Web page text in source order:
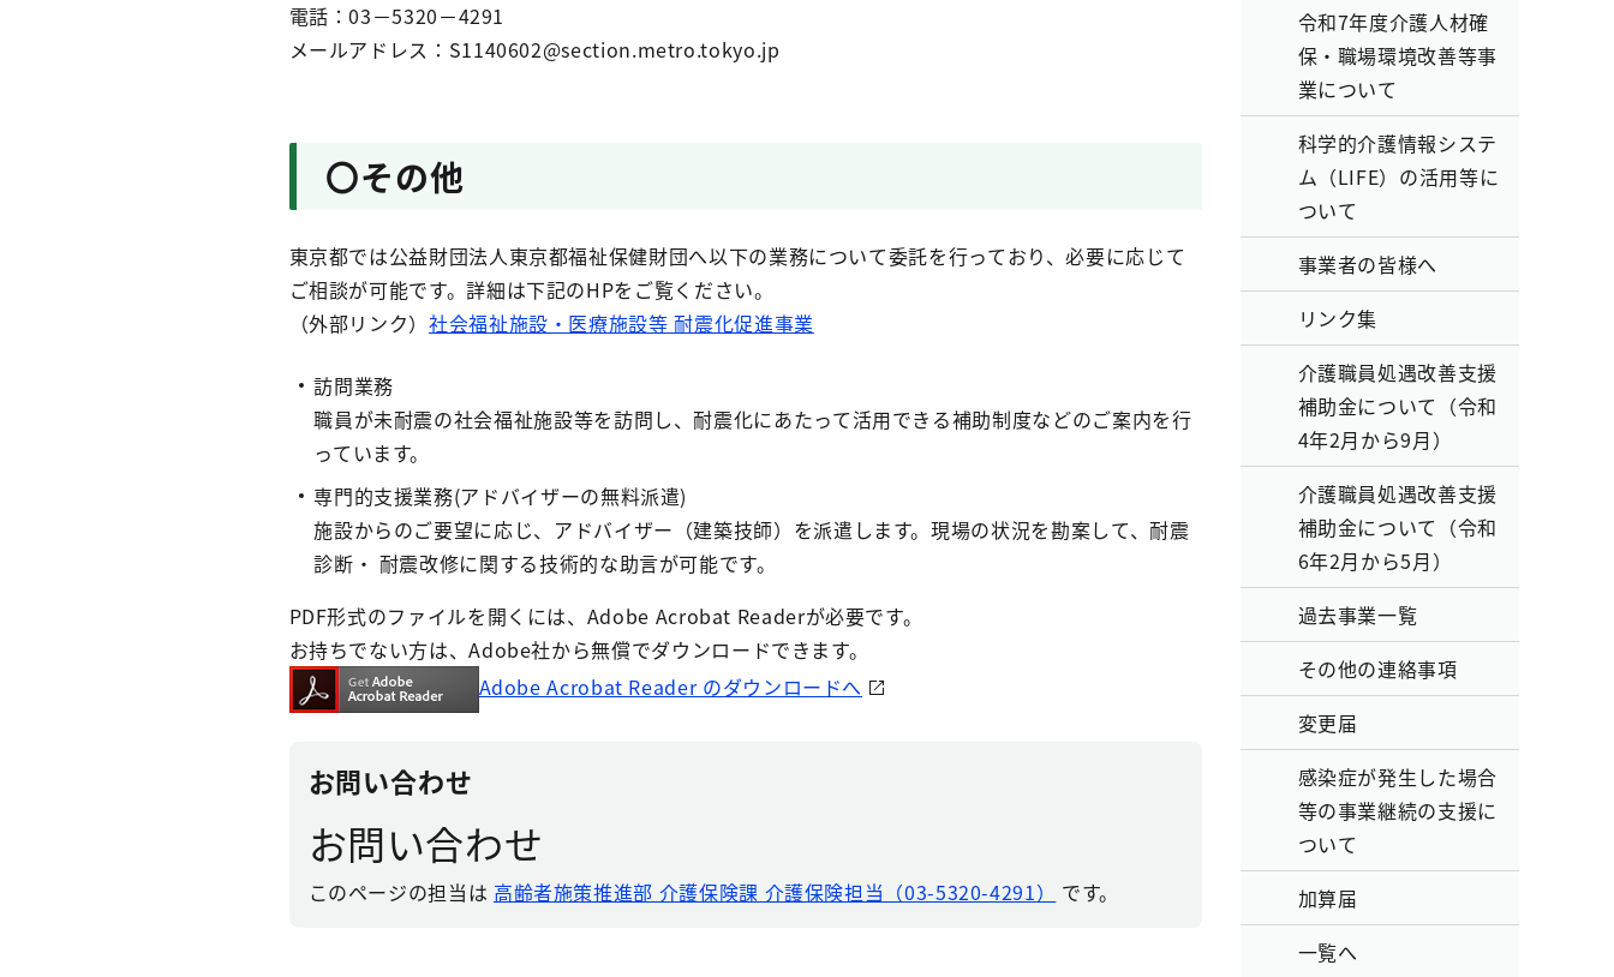
電話：03－5320－4291
メールアドレス：S1140602@section.metro.tokyo.jp
〇その他
東京都では公益財団法人東京都福祉保健財団へ以下の業務について委託を行っており、必要に応じて
ご相談が可能です。詳細は下記のHPをご覧ください。
（外部リンク） 社会福祉施設・医療施設等 耐震化促進事業
訪問業務
職員が未耐震の社会福祉施設等を訪問し、耐震化にあたって活用できる補助制度などのご案内を行
っています。
専門的支援業務(アドバイザーの無料派遣)
施設からのご要望に応じ、アドバイザー（建築技師）を派遣します。現場の状況を勘案して、耐震
診断・ 耐震改修に関する技術的な助言が可能です。
PDF形式のファイルを開くには、Adobe Acrobat Readerが必要です。
お持ちでない方は、Adobe社から無償でダウンロードできます。
Adobe Acrobat Reader のダウンロードへ
お問い合わせ
お問い合わせ
このページの担当は 高齢者施策推進部 介護保険課 介護保険担当（03-5320-4291） です。
令和7年度介護人材確
保・職場環境改善等事
業について
科学的介護情報システ
ム（LIFE）の活用等に
ついて
事業者の皆様へ
リンク集
介護職員処遇改善支援
補助金について（令和
4年2月から9月）
介護職員処遇改善支援
補助金について（令和
6年2月から5月）
過去事業一覧
その他の連絡事項
変更届
感染症が発生した場合
等の事業継続の支援に
ついて
加算届
一覧へ